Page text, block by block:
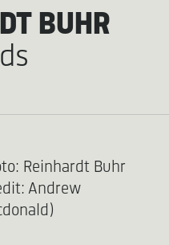
BUHR
Reinhardt Buhr
Andrew